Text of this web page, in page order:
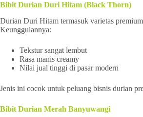
Bibit Durian Duri Hitam (Black Thorn)
Durian Duri Hitam termasuk varietas
Keunggulannya:
Tekstur sangat lembut
Rasa manis creamy
Nilai jual tinggi di pasar modern
Jenis ini cocok untuk peluang bisnis durian
Bibit Durian Merah Banyuwangi